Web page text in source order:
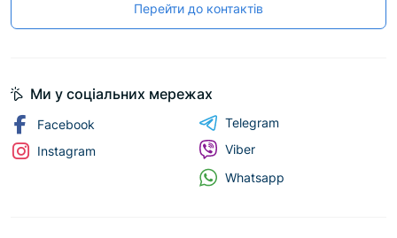
Перейти до контактів
Ми у соціальних мережах
Facebook
Instagram
Telegram
Viber
Whatsapp